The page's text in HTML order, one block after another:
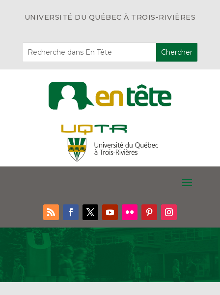
UNIVERSITÉ DU QUÉBEC À TROIS-RIVIÈRES